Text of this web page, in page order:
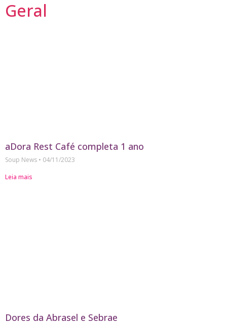
Geral
aDora Rest Café completa 1 ano
Soup News
04/11/2023
Leia mais
Dores da Abrasel e Sebrae